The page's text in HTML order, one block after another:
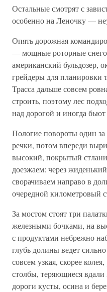
Остальные смотрят с
особенно на Леночку —
Опять дорожная
— мощные роторные
американский бульдозер,
грейдеры для планировки
Трасса дальше совсем
строить, поэтому лес
над дорогой и иногда
Пологие повороты один
речки, потом впереди
высокий, покрытый
доезжаем: через
сворачиваем направо в
очередной километровый
За мостом стоят три
железными бочками, на
с продуктами небрежно
глубь долины ведет
совсем узкая, скорее
столбы, теряющиеся
дороги кусты, осина и